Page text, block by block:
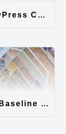
BuddyPress Colours主题汉化包
Fluid Baseline Grid主题汉化包